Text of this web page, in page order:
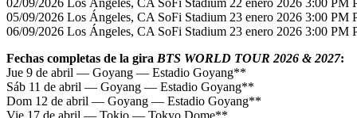
02/09/2026 Los Ángeles, CA SoFi Stadium 22 enero 2026 3:00 PM
05/09/2026 Los Ángeles, CA SoFi Stadium 23 enero 2026 3:00 PM
06/09/2026 Los Ángeles, CA SoFi Stadium 23 enero 2026 3:00 PM
Fechas completas de la gira BTS WORLD TOUR 2026 & 2027:
Jue 9 de abril — Goyang — Estadio Goyang**
Sáb 11 de abril — Goyang — Estadio Goyang**
Dom 12 de abril — Goyang — Estadio Goyang**